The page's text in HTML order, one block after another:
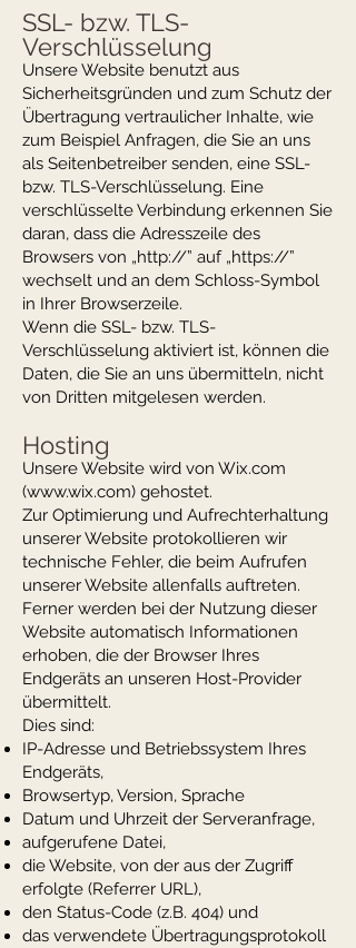
SSL- bzw. TLS-
Verschlüsselung
Unsere Website benutzt aus
Sicherheitsgründen und zum Schutz der
Übertragung vertraulicher Inhalte, wie
zum Beispiel Anfragen, die Sie an uns
als Seitenbetreiber senden, eine SSL-
bzw. TLS-Verschlüsselung. Eine
verschlüsselte Verbindung erkennen Sie
daran, dass die Adresszeile des
Browsers von „http://” auf „https://”
wechselt und an dem Schloss-Symbol
in Ihrer Browserzeile.
Wenn die SSL- bzw. TLS-
Verschlüsselung aktiviert ist, können die
Daten, die Sie an uns übermitteln, nicht
von Dritten mitgelesen werden.
Hosting
Unsere Website wird von Wix.com
(www.wix.com) gehostet.
Zur Optimierung und Aufrechterhaltung
unserer Website protokollieren wir
technische Fehler, die beim Aufrufen
unserer Website allenfalls auftreten.
Ferner werden bei der Nutzung dieser
Website automatisch Informationen
erhoben, die der Browser Ihres
Endgeräts an unseren Host-Provider
übermittelt.
Dies sind:
IP-Adresse und Betriebssystem Ihres
Endgeräts,
Browsertyp, Version, Sprache
Datum und Uhrzeit der Serveranfrage,
aufgerufene Datei,
die Website, von der aus der Zugriff
erfolgte (Referrer URL),
den Status-Code (z.B. 404) und
das verwendete Übertragungsprotokoll